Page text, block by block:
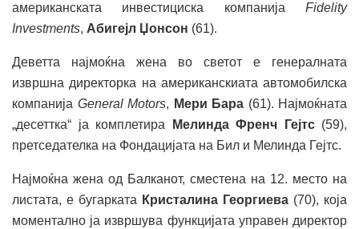
американската инвестициска компанија Fidelity
Investments, Абигејл Џонсон (61).
Деветта најмоќна жена во светот е генералната
извршна директорка на американскиата автомобилска
компанија General Motors, Мери Бара (61). Најмоќната
„десеттка“ ја комплетира
Мелинда Френч Гејтс(59),
претседателка на Фондацијата на Бил и Мелинда Гејтс.
Најмоќна жена од Балканот, сместена на 12. место на
листата, е бугарката Кристалина Георгиева (70), која
моментално ја извршува функцијата управен директор